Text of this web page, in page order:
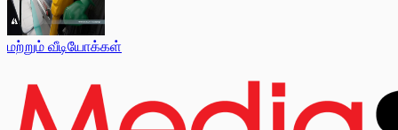
மற்றும் வீடியோக்கள்